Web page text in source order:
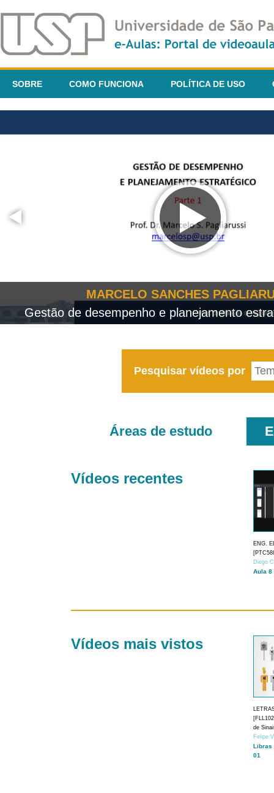
SOBRE COMO FUNCIONA POLÍTICA DE USO
MARCELO SANCHES
Gestão de desempenho e planejamento
Pesquisar vídeos por
Áreas de estudo
Vídeos recentes
ENG.
Diego
Aula 8
Vídeos mais vistos
de
Felipe
Libras
01